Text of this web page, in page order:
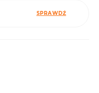
SPRAWDŹ